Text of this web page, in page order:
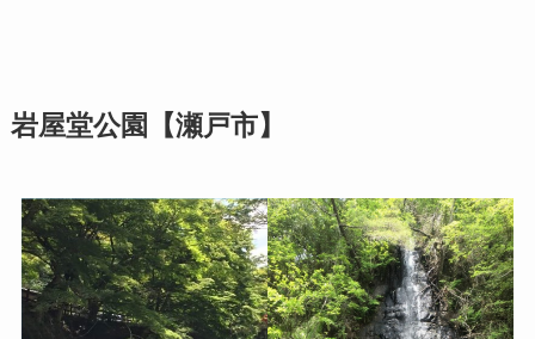
岩屋堂公園【瀬戸市】